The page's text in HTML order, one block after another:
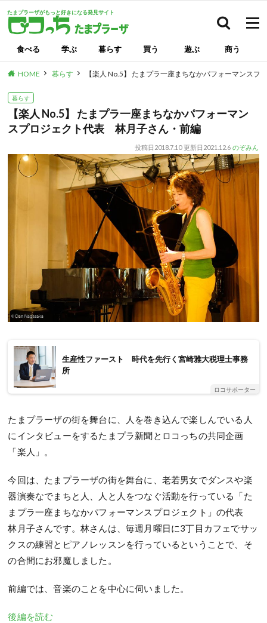
たまプラーザがもっと好きになる発見サイト
食べる 学ぶ 暮らす 買う 遊ぶ 商う
HOME 暮らす 【楽人 No.5】 たまプラ一座まちなかパフォーマンス
暮らす
【楽人 No.5】 たまプラ一座まちなかパフォーマン
スプロジェクト代表 林月子さん・前編
投稿日 2018.7.10 更新日 2021.12.6 のぞみん
生産性ファースト 時代を先行く宮崎雅大税理士事務
所
ロコサポーター
たまプラーザの街を舞台に、人を巻き込んで楽しんでいる人
にインタビューをするたまプラ新聞とロコっちの共同企画
「楽人」。
今回は、たまプラーザの街を舞台に、老若男女でダンスや楽
器演奏なでまちと人、人と人をつなぐ活動を行っている「た
まプラ一座まちなかパフォーマンスプロジェクト」の代表
林月子さんです。林さんは、毎週月曜日に3丁目カフェでサッ
クスの練習とピアノレッスンを行っているということで、そ
の合間にお邪魔しました。
前編では、音楽のことを中心に伺いました。
後編を読む